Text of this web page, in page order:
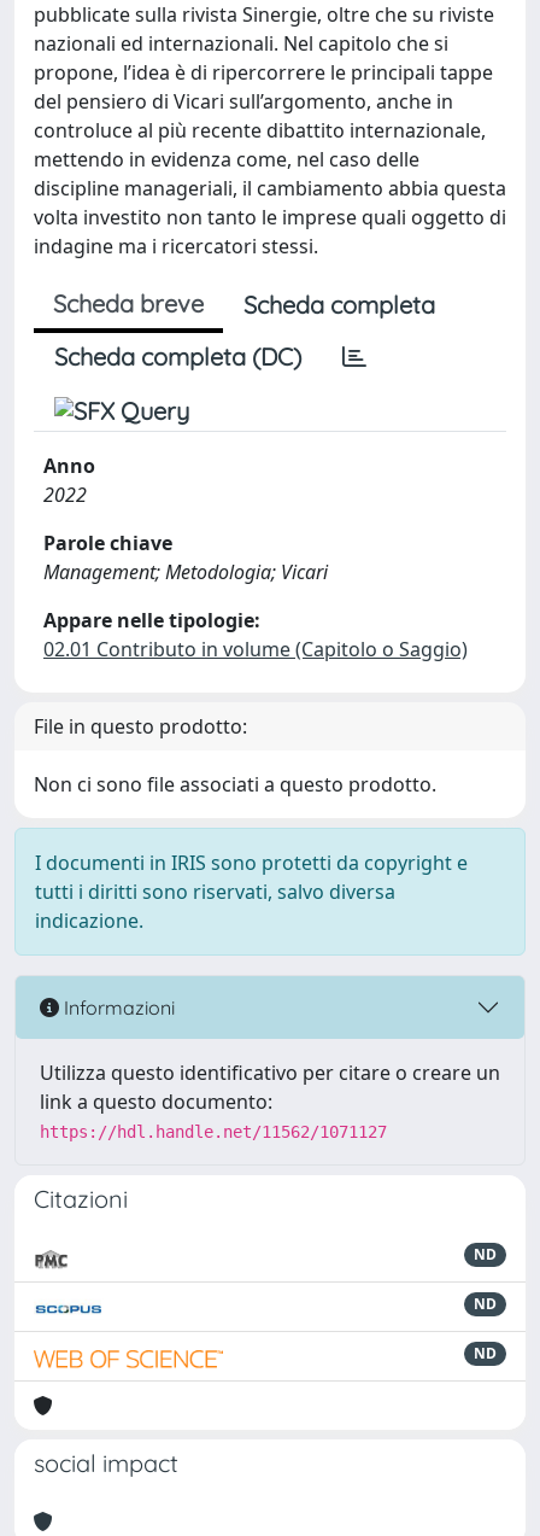
pubblicate sulla rivista Sinergie, oltre che su riviste
nazionali ed internazionali. Nel capitolo che si
propone, l’idea è di ripercorrere le principali tappe
del pensiero di Vicari sull’argomento, anche in
controluce al più recente dibattito internazionale,
mettendo in evidenza come, nel caso delle
discipline manageriali, il cambiamento abbia questa
volta investito non tanto le imprese quali oggetto di
indagine ma i ricercatori stessi.
Scheda breve
Scheda completa
Scheda completa (DC)
Anno
2022
Parole chiave
Management; Metodologia; Vicari
Appare nelle tipologie:
02.01 Contributo in volume (Capitolo o Saggio)
File in questo prodotto:
Non ci sono file associati a questo prodotto.
I documenti in IRIS sono protetti da copyright e
tutti i diritti sono riservati, salvo diversa
indicazione.
Informazioni
Utilizza questo identificativo per citare o creare un
link a questo documento:
https://hdl.handle.net/11562/1071127
Citazioni
ND
ND
ND
social impact